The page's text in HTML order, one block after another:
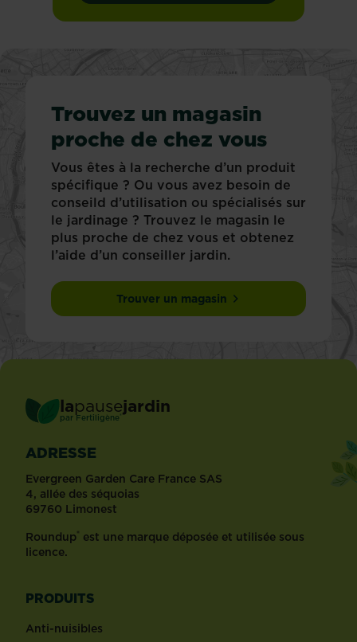
Trouvez un magasin
proche de chez vous
Vous êtes à la recherche d’un produit
spécifique ? Ou vous avez besoin de
conseild d’utilisation ou spécialisés sur
le jardinage ? Trouvez le magasin le
plus proche de chez vous et obtenez
l’aide d’un conseiller jardin.
Trouver un magasin
lapausejardin
par Fertiligène ®
ADRESSE
Evergreen Garden Care France SAS
4, allée des séquoias
69760 Limonest
Roundup® est une marque déposée et utilisée sous
licence.
PRODUITS
Anti-nuisibles